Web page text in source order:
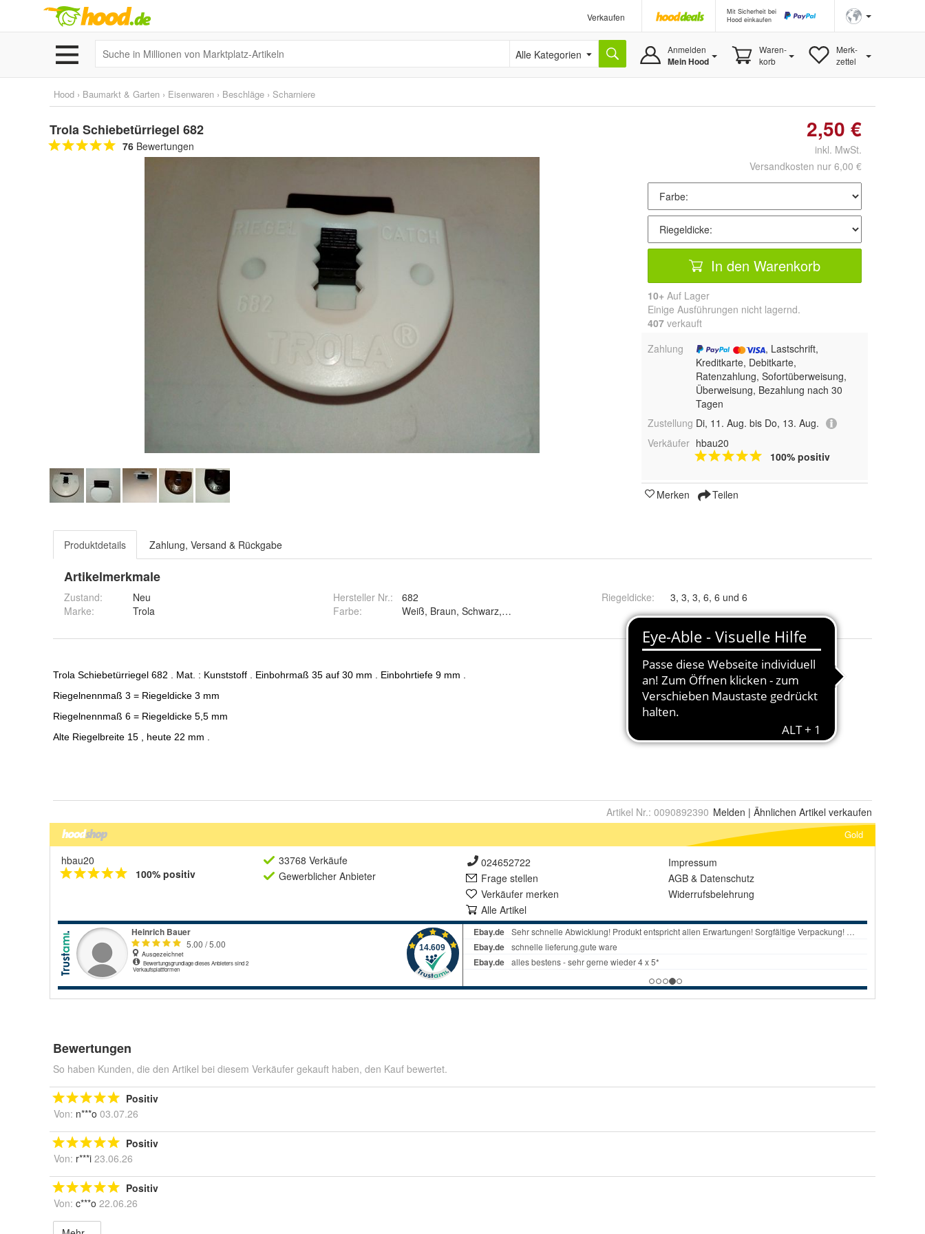
Verkaufen
Mit Sicherheit bei
Hood einkaufen
Alle Kategorien Anmelden
Mein Hood
Waren-
korb
Merk-
zettel
Hood › Baumarkt & Garten › Eisenwaren › Beschläge › Scharniere
Trola Schiebetürriegel 682
76 Bewertungen
2,50 €
inkl. MwSt.
Versandkosten nur 6,00 €
In den Warenkorb
10+ Auf Lager
Einige Ausführungen nicht lagernd.
407 verkauft
Zahlung
, Lastschrift,
Kreditkarte, Debitkarte,
Ratenzahlung, Sofortüberweisung,
Überweisung, Bezahlung nach 30
Tagen
Zustellung Di, 11. Aug. bis Do, 13. Aug.
Verkäufer hbau20
100% positiv
Merken Teilen
Produktdetails Zahlung, Versand & Rückgabe
Artikelmerkmale
Zustand:
Neu
Marke:
Trola
Hersteller Nr.:
682
Farbe:
Riegeldicke: 3, 3, 3, 6, 6 und 6
Artikel Nr.: 0090892390 Melden | Ähnlichen Artikel verkaufen
Gold
hbau20
100% positiv
33768 Verkäufe
Gewerblicher Anbieter
024652722
Frage stellen
Verkäufer merken
Alle Artikel
Impressum
AGB & Datenschutz
Widerrufsbelehrung
Bewertungen
So haben Kunden, die den Artikel bei diesem Verkäufer gekauft haben, den Kauf bewertet.
Positiv
Von: n***o 03.07.26
Positiv
Von: r***i 23.06.26
Positiv
Von: c***o 22.06.26